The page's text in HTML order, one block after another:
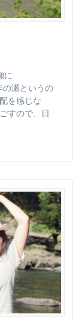
に
瀬というの
を感じな
すので、日